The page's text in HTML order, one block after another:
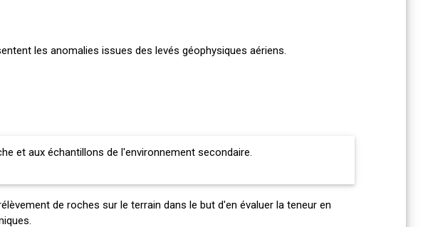
les anomalies issues des levés géophysiques aériens.
et aux échantillons de l'environnement secondaire.
de roches sur le terrain dans le but d'en évaluer la teneur en